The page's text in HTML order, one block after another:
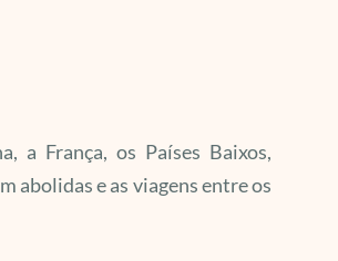
a França, os Países Baixos,
abolidas e as viagens entre os